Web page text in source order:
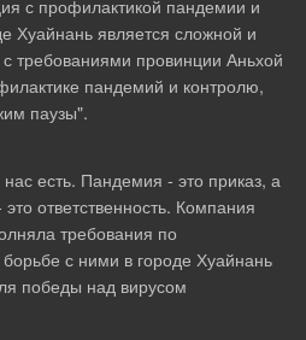
с профилактикой пандемии и
Хуайнань является сложной и
с требованиями провинции Аньхой
пандемий и контролю,
паузы".
есть. Пандемия - это приказ, а
ответственность. Компания
требования по
с ними в городе Хуайнань
победы над вирусом